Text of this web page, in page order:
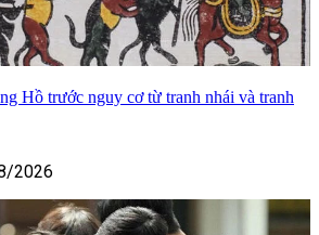
Hồ trước nguy cơ từ tranh nhái và tranh
2026